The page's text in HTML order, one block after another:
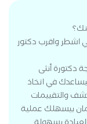
اشطر واقرب دكتور
دكتورة أنثى
في اتخاذ
والتقييمات
بيسهلك عملية